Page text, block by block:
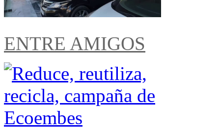
ENTRE AMIGOS